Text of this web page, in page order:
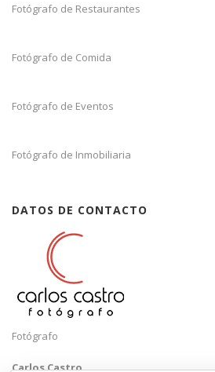
Fotógrafo de Restaurantes
Fotógrafo de Comida
Fotógrafo de Eventos
Fotógrafo de Inmobiliaria
DATOS DE CONTACTO
Fotógrafo
Carlos Castro